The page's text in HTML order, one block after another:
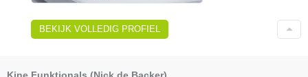
BEKIJK VOLLEDIG PROFIEL